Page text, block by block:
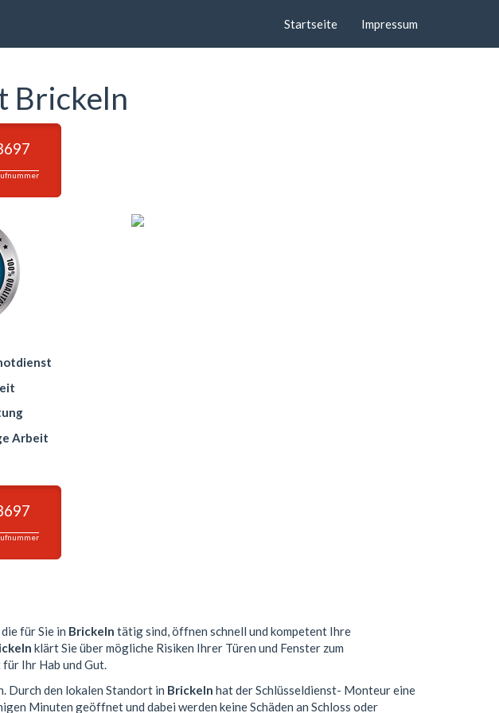
Startseite Impressum
Brickeln
Arbeit
für Sie in Brickeln tätig sind, öffnen schnell und kompetent Ihre
klärt Sie über mögliche Risiken Ihrer Türen und Fenster zum
Ihr Hab und Gut.
Durch den lokalen Standort in Brickeln hat der Schlüsseldienst- Monteur eine
Minuten geöffnet und dabei werden keine Schäden an Schloss oder